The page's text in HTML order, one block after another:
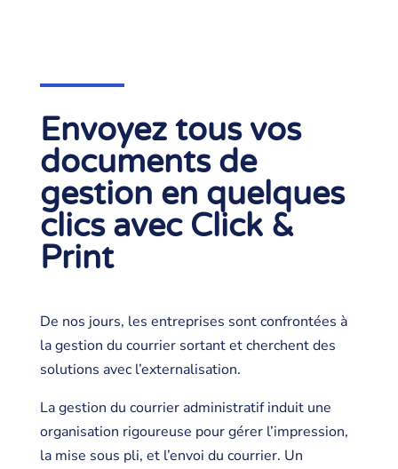
Envoyez tous vos
documents de
gestion en quelques
clics avec Click &
Print
De nos jours, les entreprises sont confrontées à
la gestion du courrier sortant et cherchent des
solutions avec l’externalisation.
La gestion du courrier administratif induit une
organisation rigoureuse pour gérer l’impression,
la mise sous pli, et l’envoi du courrier. Un